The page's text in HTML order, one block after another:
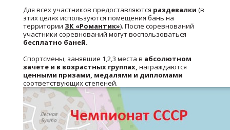
Для всех участников предоставляются раздевалки (в
этих целях используются помещения бань на
территории ЗК «Романтик»). После соревнований
участники соревнований могут воспользоваться
бесплатно баней.
Спортсмены, занявшие 1,2,3 места в абсолютном
зачете и в возрастных группах, награждаются
ценными призами, медалями и дипломами
соответствующих степеней.